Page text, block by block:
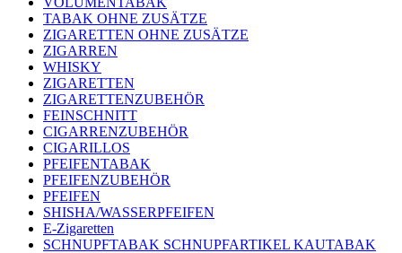
TABAK OHNE ZUSÄTZE
ZIGARETTEN OHNE ZUSÄTZE
ZIGARREN
WHISKY
ZIGARETTEN
ZIGARETTENZUBEHÖR
FEINSCHNITT
CIGARRENZUBEHÖR
CIGARILLOS
PFEIFENTABAK
PFEIFENZUBEHÖR
PFEIFEN
SHISHA/WASSERPFEIFEN
E-Zigaretten
SCHNUPFTABAK SCHNUPFARTIKEL KAUTABAK